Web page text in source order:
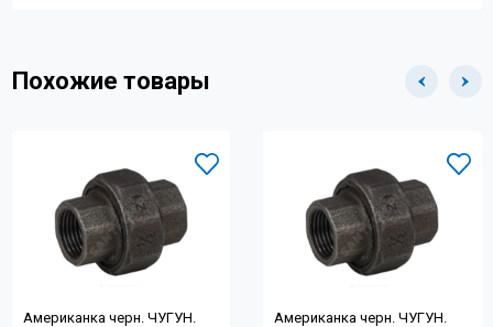
Похожие товары
Американка черн. ЧУГУН.
Американка черн. ЧУГУН.